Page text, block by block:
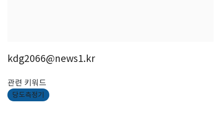
kdg2066@news1.kr
관련 키워드
당도측정기